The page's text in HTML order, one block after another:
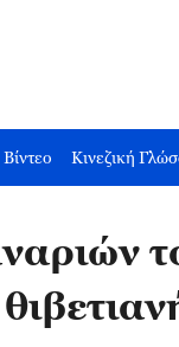
Βίντεο Κινεζική